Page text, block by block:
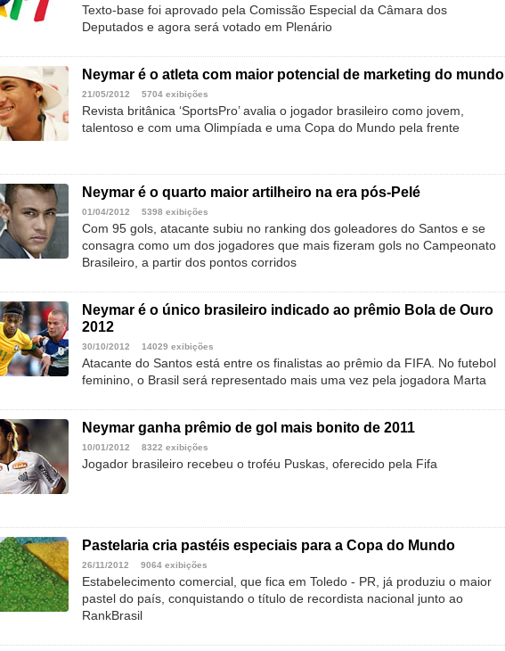
Texto-base foi aprovado pela Comissão Especial da Câmara dos
Deputados e agora será votado em Plenário
Neymar é o atleta com maior potencial de marketing do mundo
21/05/2012 5704 exibições
Revista britânica ‘SportsPro’ avalia o jogador brasileiro como jovem,
talentoso e com uma Olimpíada e uma Copa do Mundo pela frente
Neymar é o quarto maior artilheiro na era pós-Pelé
01/04/2012 5398 exibições
Com 95 gols, atacante subiu no ranking dos goleadores do Santos e se
consagra como um dos jogadores que mais fizeram gols no Campeonato
Brasileiro, a partir dos pontos corridos
Neymar é o único brasileiro indicado ao prêmio Bola de Ouro
2012
30/10/2012 14029 exibições
Atacante do Santos está entre os finalistas ao prêmio da FIFA. No futebol
feminino, o Brasil será representado mais uma vez pela jogadora Marta
Neymar ganha prêmio de gol mais bonito de 2011
10/01/2012 8322 exibições
Jogador brasileiro recebeu o troféu Puskas, oferecido pela Fifa
Pastelaria cria pastéis especiais para a Copa do Mundo
26/11/2012 9064 exibições
Estabelecimento comercial, que fica em Toledo - PR, já produziu o maior
pastel do país, conquistando o título de recordista nacional junto ao
RankBrasil